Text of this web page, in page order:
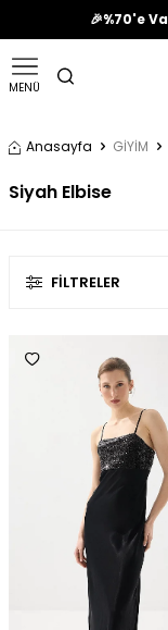
🎉%70'e
MENÜ
Anasayfa GİYİM
Siyah Elbise
FILTRELER